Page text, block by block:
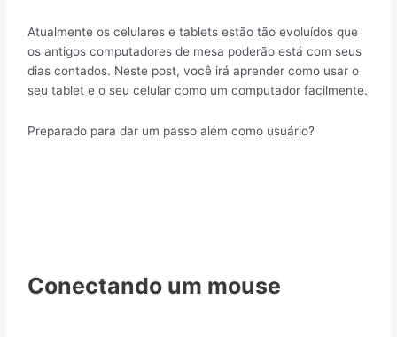
Atualmente os celulares e tablets estão tão evoluídos que
os antigos computadores de mesa poderão está com seus
dias contados. Neste post, você irá aprender como usar o
seu tablet e o seu celular como um computador facilmente.
Preparado para dar um passo além como usuário?
Conectando um mouse